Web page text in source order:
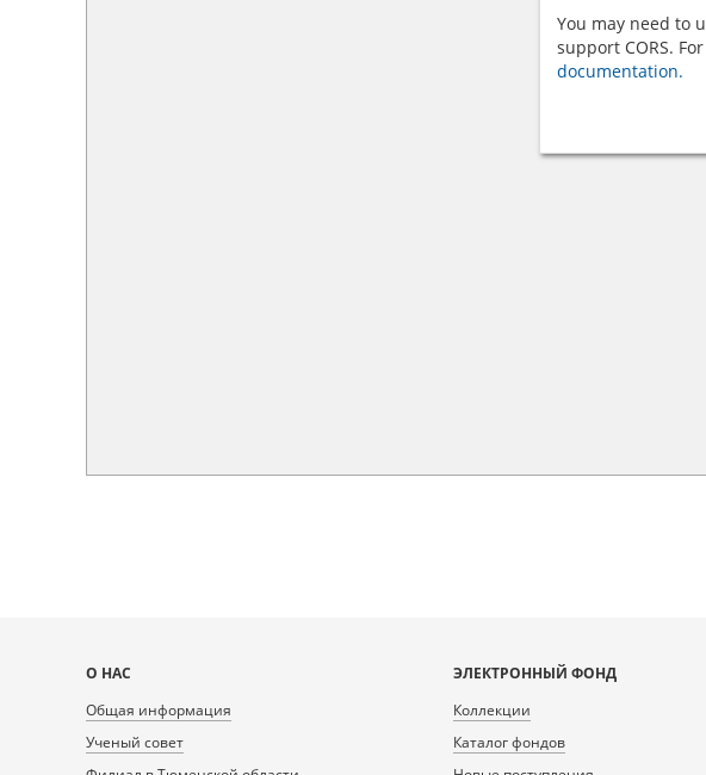
You may need to
support CORS.
documentation.
Карта
сайта
О НАС
Общая информация
Ученый совет
ЭЛЕКТРОННЫЙ ФОНД
Коллекции
Каталог фондов